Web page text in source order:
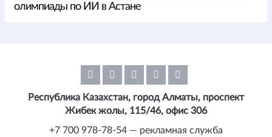
олимпиады по ИИ в Астане
Республика Казахстан, город Алматы, проспект
Жибек жолы, 115/46, офис 306
+7 700 978-78-54 — рекламная служба